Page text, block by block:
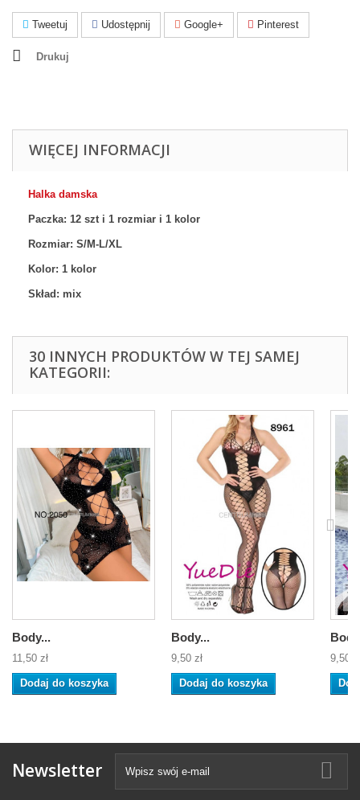
Tweetuj Udostępnij Google+ Pinterest
Drukuj
WIĘCEJ INFORMACJI
Halka damska
Paczka: 12 szti 1 rozmiar i 1 kolor
Rozmiar: S/M-L/XL
Kolor: 1 kolor
Skład: mix
30 INNYCH PRODUKTÓW W TEJ SAMEJ
KATEGORII:
Body...
11,50 zł
Dodaj do koszyka
Body...
9,50 zł
Dodaj do koszyka
9,50
Newsletter